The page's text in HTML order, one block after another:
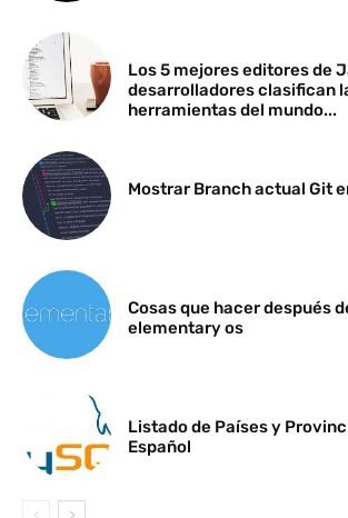
Los 5 mejores editores de
desarrolladores clasifican
herramientas del mundo...
Mostrar Branch actual Git
Cosas que hacer después
elementary os
Listado de Países y
Español